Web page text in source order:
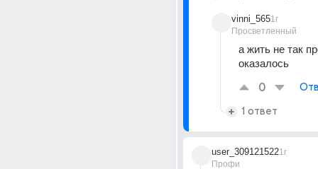
vinni_565
Просветленный
1г
а жить не так
оказалось
0
1 ответ
user_309121522
Профи
1г